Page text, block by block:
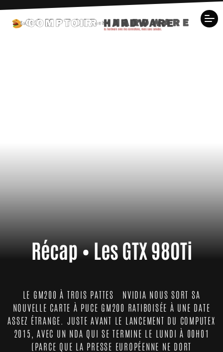
Récap • Les GTX 980Ti
LE GM200 À TROIS PATTES NVIDIA NOUS SORT SA
NOUVELLE CARTE À PUCE GM200 RATIBOISÉE À UNE DATE
ASSEZ ÉTRANGE. JUSTE AVANT LE LANCEMENT DU COMPUTEX
2015, AVEC UN NDA QUI SE TERMINE LE LUNDI À 00H01
(PARCE QUE LA PRESSE EUROPÉENNE NE DORT